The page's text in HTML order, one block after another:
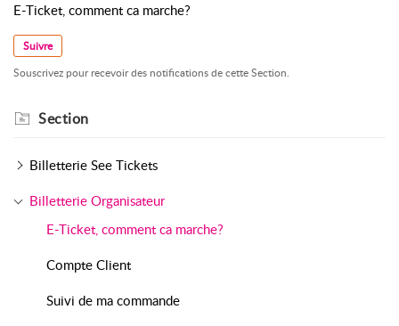
E-Ticket, comment ca marche?
Suivre
Souscrivez pour recevoir des notifications de cette Section.
Section
Billetterie See Tickets
Billetterie Organisateur
E-Ticket, comment ca marche?
Compte Client
Suivi de ma commande